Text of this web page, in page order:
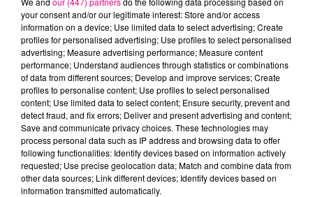
SIENNA SPIRO
Die On This Hill
TAYLOR SWIFT
Elizabeth Taylor
NICKY JAM & J BALVIN
X
L'HOROSCOPE
your consent and/or our legitimate interest: Store and/or access
information on a device; Use limited data to select advertising; Create
profiles for personalised advertising; Use profiles to select personalised
advertising; Measure advertising performance; Measure content
performance; Understand audiences through statistics or combinations
of data from different sources; Develop and improve services; Create
profiles to personalise content; Use profiles to select personalised
content; Use limited data to select content; Ensure security, prevent and
detect fraud, and fix errors; Deliver and present advertising and content;
Save and communicate privacy choices. These technologies may
process personal data such as IP address and browsing data to offer
following functionalities: Identify devices based on information actively
requested; Use precise geolocation data; Match and combine data from
other data sources; Link different devices; Identify devices based on
information transmitted automatically.